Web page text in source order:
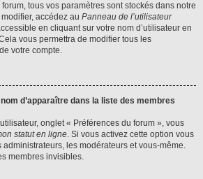
tous vos paramètres sont stockés dans notre
accédez au Panneau de l’utilisateur
en cliquant sur votre nom d’utilisateur en
vous permettra de modifier tous les
votre compte.
d’apparaître dans la liste des membres
onglet « Préférences du forum », vous
statut en ligne. Si vous activez cette option vous
les modérateurs et vous-même.
membres invisibles.